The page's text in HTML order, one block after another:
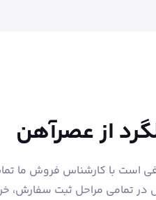
از عصرآهن
است با کارشناس فروش ما
در تمامی مراحل ثبت سفارش،